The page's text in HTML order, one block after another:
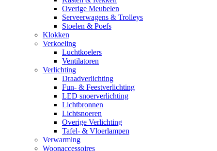
Overige Meubelen
Serveerwagens & Trolleys
Stoelen & Poefs
Klokken
Verkoeling
Luchtkoelers
Ventilatoren
Verlichting
Draadverlichting
Fun- & Feestverlichting
LED snoerverlichting
Lichtbronnen
Lichtsnoeren
Overige Verlichting
Tafel- & Vloerlampen
Verwarming
Woonaccessoires